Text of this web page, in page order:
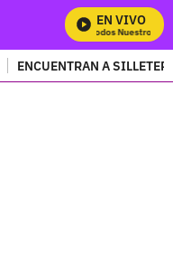
EN VIVO
Mira Todos Nuestros
ENCUENTRAN A